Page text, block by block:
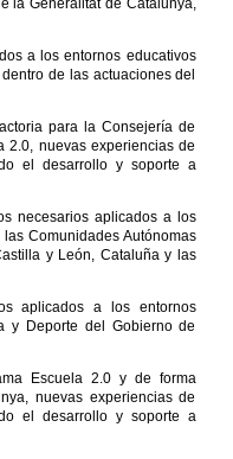
la Generalitat de Catalunya,
a los entornos educativos
de las actuaciones del
para la Consejería de
2.0, nuevas experiencias de
el desarrollo y soporte a
necesarios aplicados a los
Comunidades Autónomas
y León, Cataluña y las
aplicados a los entornos
y Deporte del Gobierno de
Escuela 2.0 y de forma
nuevas experiencias de
el desarrollo y soporte a